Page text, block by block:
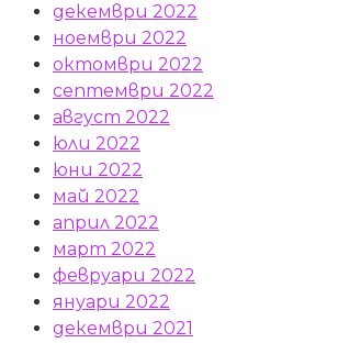
декември 2022
ноември 2022
октомври 2022
септември 2022
август 2022
юли 2022
юни 2022
май 2022
април 2022
март 2022
февруари 2022
януари 2022
декември 2021